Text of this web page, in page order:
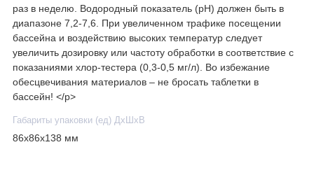
раз в неделю. Водородный показатель (pH) должен быть в
диапазоне 7,2-7,6. При увеличенном трафике посещении
бассейна и воздействию высоких температур следует
увеличить дозировку или частоту обработки в соответствие с
показаниями хлор-тестера (0,3-0,5 мг/л). Во избежание
обесцвечивания материалов – не бросать таблетки в
бассейн! </p>
Габариты упаковки (ед) ДхШхВ
86x86x138 мм